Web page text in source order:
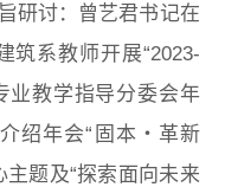
研讨：曾艺君书记在
筑系教师开展“2023-
业教学指导分委会年
绍年会“固本・革新
题及“探索面向未来